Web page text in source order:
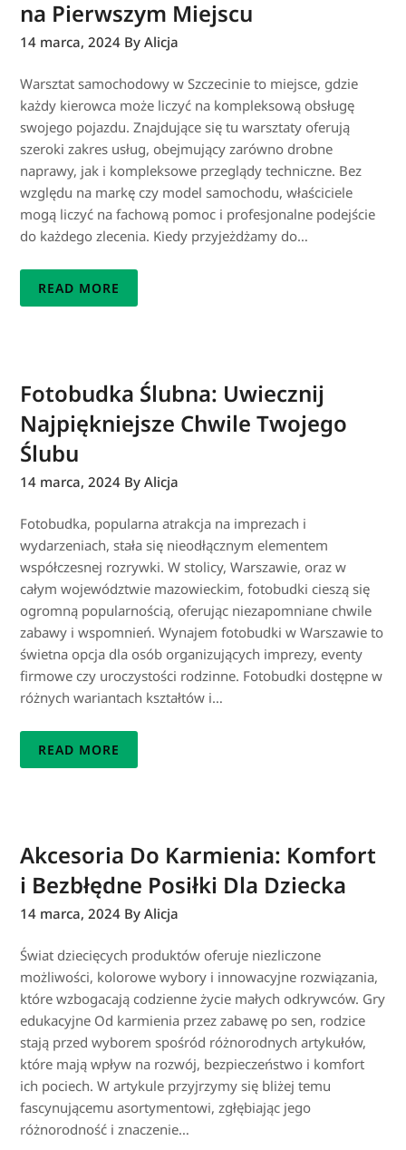
na Pierwszym Miejscu
14 marca, 2024 By Alicja
Warsztat samochodowy w Szczecinie to miejsce, gdzie
każdy kierowca może liczyć na kompleksową obsługę
swojego pojazdu. Znajdujące się tu warsztaty oferują
szeroki zakres usług, obejmujący zarówno drobne
naprawy, jak i kompleksowe przeglądy techniczne. Bez
względu na markę czy model samochodu, właściciele
mogą liczyć na fachową pomoc i profesjonalne podejście
do każdego zlecenia. Kiedy przyjeżdżamy do…
READ MORE
Fotobudka Ślubna: Uwiecznij
Najpiękniejsze Chwile Twojego
Ślubu
14 marca, 2024 By Alicja
Fotobudka, popularna atrakcja na imprezach i
wydarzeniach, stała się nieodłącznym elementem
współczesnej rozrywki. W stolicy, Warszawie, oraz w
całym województwie mazowieckim, fotobudki cieszą się
ogromną popularnością, oferując niezapomniane chwile
zabawy i wspomnień. Wynajem fotobudki w Warszawie to
świetna opcja dla osób organizujących imprezy, eventy
firmowe czy uroczystości rodzinne. Fotobudki dostępne w
różnych wariantach kształtów i…
READ MORE
Akcesoria Do Karmienia: Komfort
i Bezbłędne Posiłki Dla Dziecka
14 marca, 2024 By Alicja
Świat dziecięcych produktów oferuje niezliczone
możliwości, kolorowe wybory i innowacyjne rozwiązania,
które wzbogacają codzienne życie małych odkrywców. Gry
edukacyjne Od karmienia przez zabawę po sen, rodzice
stają przed wyborem spośród różnorodnych artykułów,
które mają wpływ na rozwój, bezpieczeństwo i komfort
ich pociech. W artykule przyjrzymy się bliżej temu
fascynującemu asortymentowi, zgłębiając jego
różnorodność i znaczenie…